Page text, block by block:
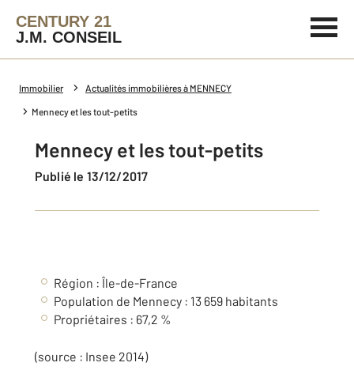
CENTURY 21
J.M. CONSEIL
Immobilier Actualités immobilières à MENNECY
Mennecy et les tout-petits
Mennecy et les tout-petits
Publié le 13/12/2017
Région : Île-de-France
Population de Mennecy : 13 659 habitants
Propriétaires : 67,2 %
(source : Insee 2014)